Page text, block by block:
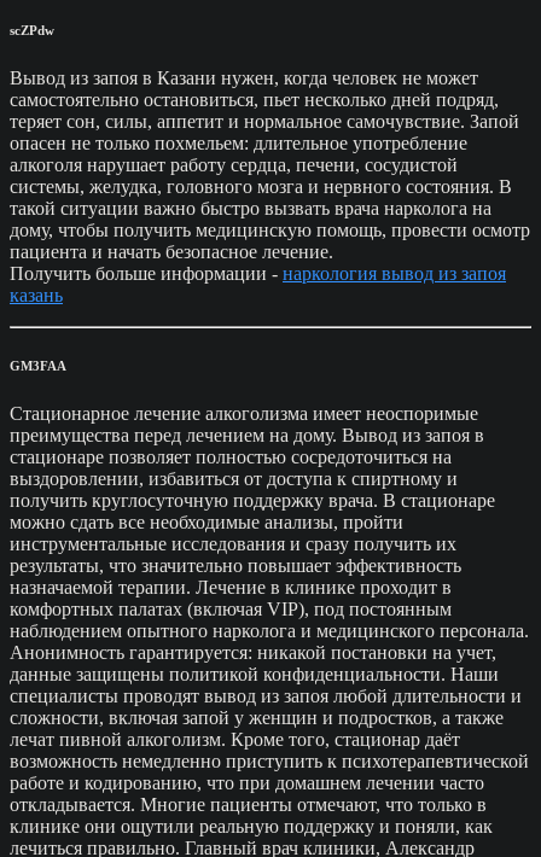
scZPdw
Вывод из запоя в Казани нужен, когда человек не может
самостоятельно остановиться, пьет несколько дней подряд,
теряет сон, силы, аппетит и нормальное самочувствие. Запой
опасен не только похмельем: длительное употребление
алкоголя нарушает работу сердца, печени, сосудистой
системы, желудка, головного мозга и нервного состояния. В
такой ситуации важно быстро вызвать врача нарколога на
дому, чтобы получить медицинскую помощь, провести осмотр
пациента и начать безопасное лечение.
Получить больше информации - наркология вывод из запоя
казань
GM3FAA
Стационарное лечение алкоголизма имеет неоспоримые
преимущества перед лечением на дому. Вывод из запоя в
стационаре позволяет полностью сосредоточиться на
выздоровлении, избавиться от доступа к спиртному и
получить круглосуточную поддержку врача. В стационаре
можно сдать все необходимые анализы, пройти
инструментальные исследования и сразу получить их
результаты, что значительно повышает эффективность
назначаемой терапии. Лечение в клинике проходит в
комфортных палатах (включая VIP), под постоянным
наблюдением опытного нарколога и медицинского персонала.
Анонимность гарантируется: никакой постановки на учет,
данные защищены политикой конфиденциальности. Наши
специалисты проводят вывод из запоя любой длительности и
сложности, включая запой у женщин и подростков, а также
лечат пивной алкоголизм. Кроме того, стационар даёт
возможность немедленно приступить к психотерапевтической
работе и кодированию, что при домашнем лечении часто
откладывается. Многие пациенты отмечают, что только в
клинике они ощутили реальную поддержку и поняли, как
лечиться правильно. Главный врач клиники, Александр